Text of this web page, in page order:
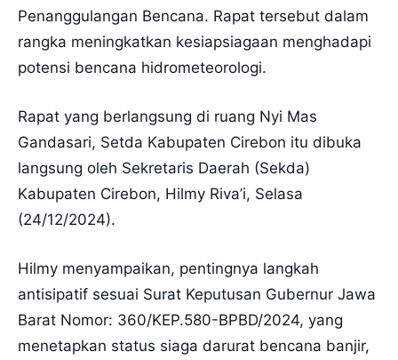
Penanggulangan Bencana. Rapat tersebut dalam
rangka meningkatkan kesiapsiagaan menghadapi
potensi bencana hidrometeorologi.
Rapat yang berlangsung di ruang Nyi Mas
Gandasari, Setda Kabupaten Cirebon itu dibuka
langsung oleh Sekretaris Daerah (Sekda)
Kabupaten Cirebon, Hilmy Riva’i, Selasa
(24/12/2024).
Hilmy menyampaikan, pentingnya langkah
antisipatif sesuai Surat Keputusan Gubernur Jawa
Barat Nomor: 360/KEP.580-BPBD/2024, yang
menetapkan status siaga darurat bencana banjir,